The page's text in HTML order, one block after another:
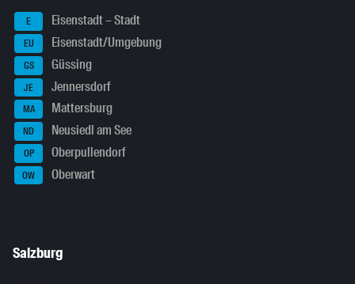
E Eisenstadt – Stadt
EU Eisenstadt/Umgebung
GS Güssing
JE Jennersdorf
MA Mattersburg
ND Neusiedl am See
OP Oberpullendorf
OW Oberwart
Salzburg